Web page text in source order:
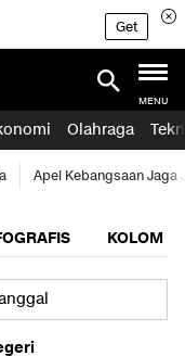
Get
MENU
Olahraga
Apel Kebangsaan Jaga
KOLOM